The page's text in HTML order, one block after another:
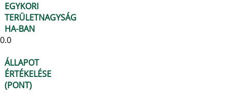
EGYKORI
TERÜLETNAGYSÁG
HA-BAN
0.0
ÁLLAPOT
ÉRTÉKELÉSE
(PONT)